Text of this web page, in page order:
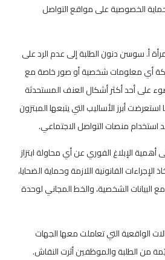
الخصوصية على مواقع التواصل
أ. سوسن دنون الطلبة إلى عدم الرد على
أي معلومات شخصية أو صور خاصة مع
على أحد أكثر أشكال العنف المستحدثة
أبرز الأساليب التي يتبعها المبتزون
استخدام منصات التواصل الاجتماعي.
الإبلاغ الفوري عن أي محاولة ابتزاز
القانونية اللازمة وحماية الضحايا،
البيانات الشخصية، والخط المجاني لوحدة
الواقعية التي تعاملت معها الجهات
من الطلبة والموظفين أثرت النقاش.